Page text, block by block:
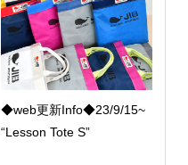
◆web更新Info◆23/9/15~
“Lesson Tote S”